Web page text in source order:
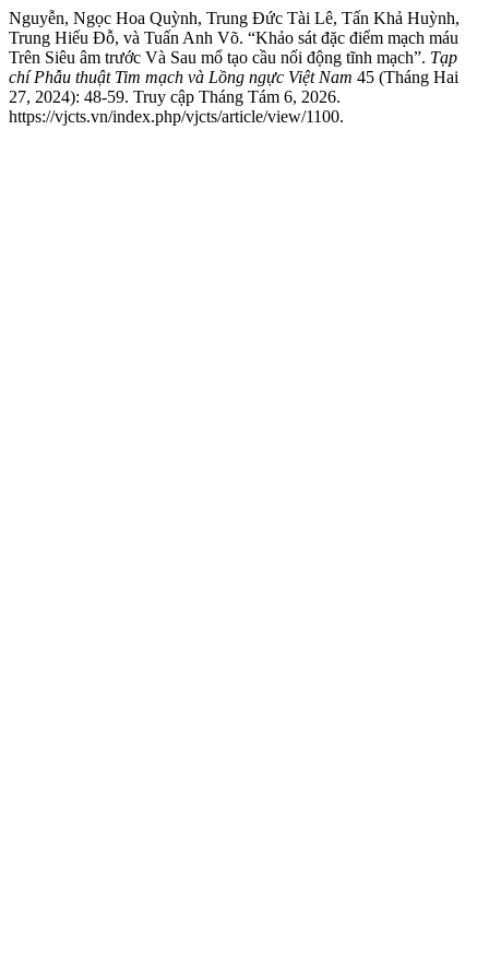
Nguyễn, Ngọc Hoa Quỳnh, Trung Đức Tài Lê, Tấn Khả Huỳnh,
Trung Hiếu Đỗ, và Tuấn Anh Võ. “Khảo sát đặc điểm mạch máu
Trên Siêu âm trước Và Sau mổ tạo cầu nối động tĩnh mạch”. Tạp
chí Phẫu thuật Tim mạch và Lồng ngực Việt Nam 45 (Tháng Hai
27, 2024): 48-59. Truy cập Tháng Tám 6, 2026.
https://vjcts.vn/index.php/vjcts/article/view/1100.